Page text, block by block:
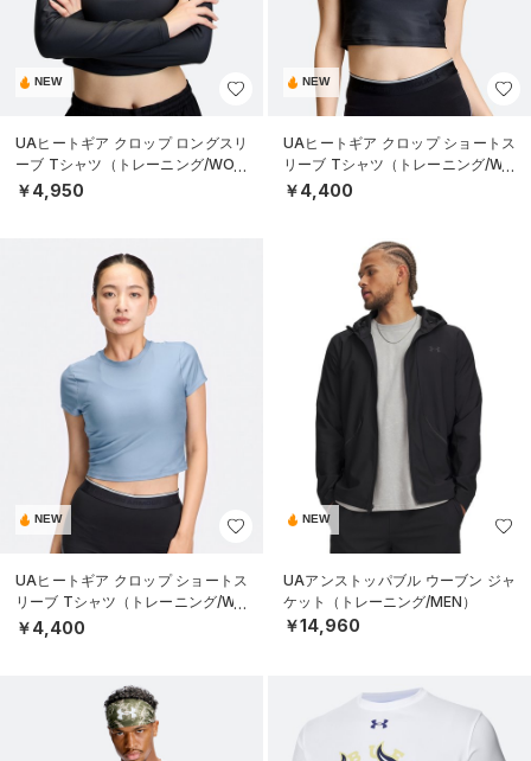
NEW
UAヒートギア クロップ ロングスリ
ーブ Tシャツ（トレーニング/WOM
EN）
￥4,950
NEW
UAヒートギア クロップ ショートス
リーブ Tシャツ（トレーニング/WO
MEN）
￥4,400
NEW
UAヒートギア クロップ ショートス
リーブ Tシャツ（トレーニング/WO
MEN）
￥4,400
NEW
UAアンストッパブル ウーブン ジャ
ケット（トレーニング/MEN）
￥14,960